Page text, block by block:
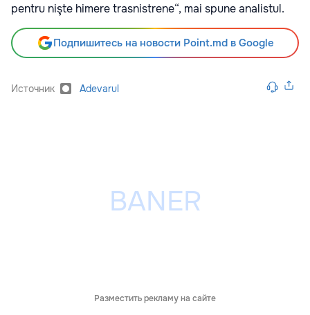
pentru nişte himere trasnistrene“, mai spune analistul.
Подпишитесь на новости Point.md в Google
Источник Adevarul
Разместить рекламу на сайте